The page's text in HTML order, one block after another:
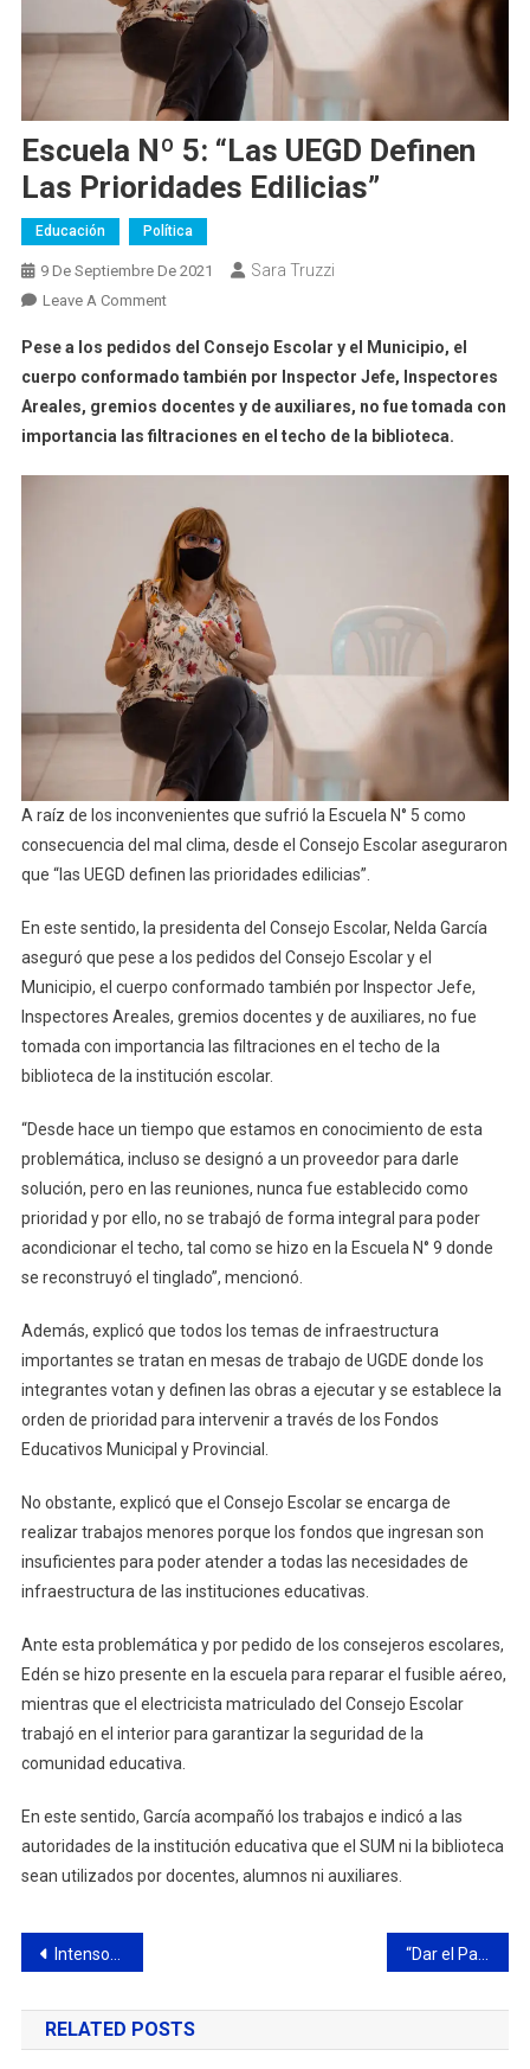
Escuela Nº 5: “Las UEGD Definen
Las Prioridades Edilicias”
Educación Política
9 De Septiembre De 2021 Sara Truzzi
Leave A CommentOn
Nº
5:
“Las
UEGD
Prioridades
Edilicias”
Pese a los pedidos del Consejo Escolar y el Municipio, el
cuerpo conformado también por Inspector Jefe, Inspectores
Areales, gremios docentes y de auxiliares, no fue tomada con
importancia las filtraciones en el techo de la biblioteca.
A raíz de los inconvenientes que sufrió la Escuela N° 5 como
consecuencia del mal clima, desde el Consejo Escolar aseguraron
que “las UEGD definen las prioridades edilicias”.
En este sentido, la presidenta del Consejo Escolar, Nelda García
aseguró que pese a los pedidos del Consejo Escolar y el
Municipio, el cuerpo conformado también por Inspector Jefe,
Inspectores Areales, gremios docentes y de auxiliares, no fue
tomada con importancia las filtraciones en el techo de la
biblioteca de la institución escolar.
“Desde hace un tiempo que estamos en conocimiento de esta
problemática, incluso se designó a un proveedor para darle
solución, pero en las reuniones, nunca fue establecido como
prioridad y por ello, no se trabajó de forma integral para poder
acondicionar el techo, tal como se hizo en la Escuela N° 9 donde
se reconstruyó el tinglado”, mencionó.
Además, explicó que todos los temas de infraestructura
importantes se tratan en mesas de trabajo de UGDE donde los
integrantes votan y definen las obras a ejecutar y se establece la
orden de prioridad para intervenir a través de los Fondos
Educativos Municipal y Provincial.
No obstante, explicó que el Consejo Escolar se encarga de
realizar trabajos menores porque los fondos que ingresan son
insuficientes para poder atender a todas las necesidades de
infraestructura de las instituciones educativas.
Ante esta problemática y por pedido de los consejeros escolares,
Edén se hizo presente en la escuela para reparar el fusible aéreo,
mientras que el electricista matriculado del Consejo Escolar
trabajó en el interior para garantizar la seguridad de la
comunidad educativa.
En este sentido, García acompañó los trabajos e indicó a las
autoridades de la institución educativa que el SUM ni la biblioteca
sean utilizados por docentes, alumnos ni auxiliares.
Navegación
de
entradas
Intensos trabajos del Municipio en Los Cardales tras las intensas lluvias
RELATED POSTS